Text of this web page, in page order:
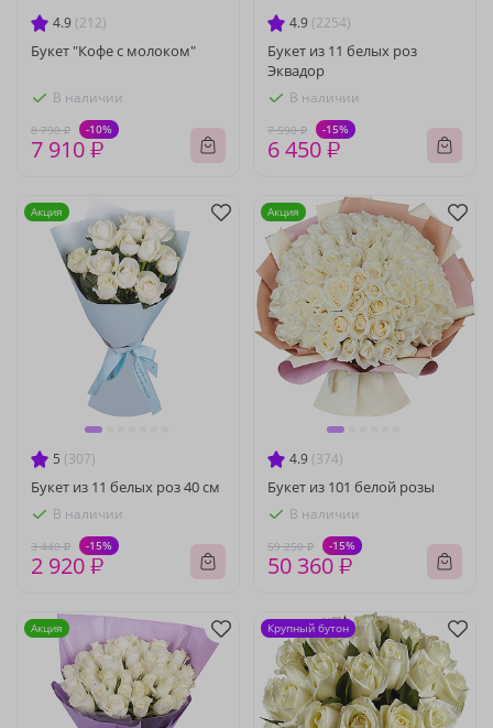
4.9 (212)
Букет "Кофе с молоком"
В наличии
8 790 ₽ -10%
7 910 ₽
4.9 (2254)
Букет из 11 белых роз
Эквадор
В наличии
7 590 ₽ -15%
6 450 ₽
5 (307)
Букет из 11 белых роз 40 см
В наличии
3 440 ₽ -15%
2 920 ₽
Акция
4.9 (374)
Букет из 101 белой розы
В наличии
59 250 ₽ -15%
50 360 ₽
Акция
Акция Крупный бутон